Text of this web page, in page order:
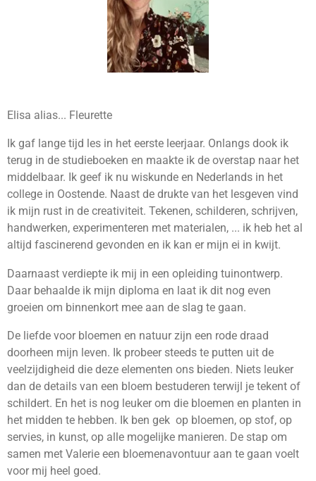
Elisa alias... Fleurette
Ik gaf lange tijd les in het eerste leerjaar. Onlangs dook ik
terug in de studieboeken en maakte ik de overstap naar het
middelbaar. Ik geef ik nu wiskunde en Nederlands in het
college in Oostende. Naast de drukte van het lesgeven vind
ik mijn rust in de creativiteit. Tekenen, schilderen, schrijven,
handwerken, experimenteren met materialen, ... ik heb het al
altijd fascinerend gevonden en ik kan er mijn ei in kwijt.
Daarnaast verdiepte ik mij in een opleiding tuinontwerp.
Daar behaalde ik mijn diploma en laat ik dit nog even
groeien om binnenkort mee aan de slag te gaan.
De liefde voor bloemen en natuur zijn een rode draad
doorheen mijn leven. Ik probeer steeds te putten uit de
veelzijdigheid die deze elementen ons bieden. Niets leuker
dan de details van een bloem bestuderen terwijl je tekent of
schildert. En het is nog leuker om die bloemen en planten in
het midden te hebben. Ik ben gek op bloemen, op stof, op
servies, in kunst, op alle mogelijke manieren. De stap om
samen met Valerie een bloemenavontuur aan te gaan voelt
voor mij heel goed.